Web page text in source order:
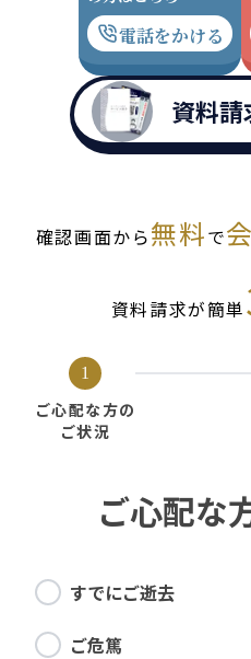
電話をかける
資料請
確認画面から無料で
資料請求が簡単
1
ご心配な方の
ご状況
ご心配な
すでにご逝去
ご危篤